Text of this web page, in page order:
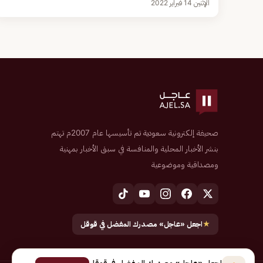
الإثنين 14 فبراير 2022
صحيفة إلكترونية سعودية تم تأسيسها عام 2007م تهتم
بنشر الأخبار المحلية والمنافسة في سبق الأخبار بمهنية
ومصداقية وموضوعية
★اجعل «عاجل» مصدرك المفضل في قوقل